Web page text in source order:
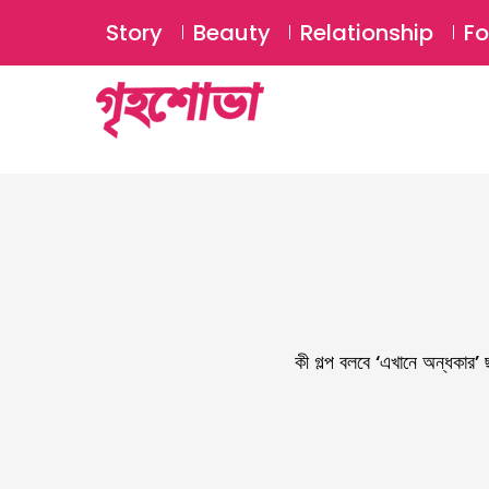
Story Beauty Relationship
কী গল্প বলবে ‘এখানে